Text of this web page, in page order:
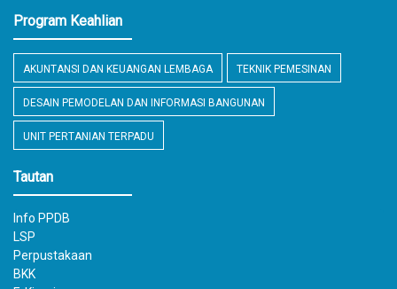
Program Keahlian
AKUNTANSI DAN KEUANGAN LEMBAGA TEKNIK PEMESINAN
DESAIN PEMODELAN DAN INFORMASI BANGUNAN
UNIT PERTANIAN TERPADU
Tautan
Info PPDB
LSP
Perpustakaan
BKK